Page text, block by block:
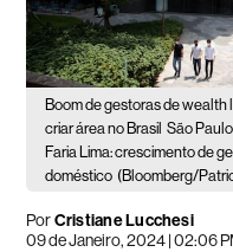
Boom de gestoras de
criar área no Brasil São
Faria Lima: crescimento de
doméstico (Bloomberg/
PorCristiane Lucchesi
09 de Janeiro, 2024 | 02:06